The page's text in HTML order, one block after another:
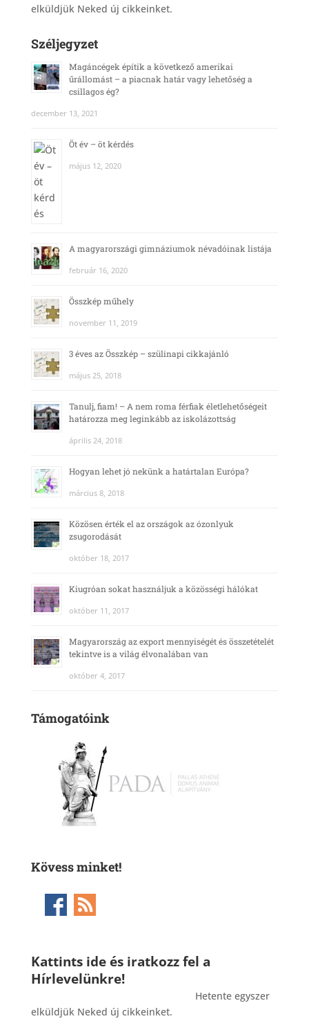
elküldjük Neked új cikkeinket.
Széljegyzet
Magáncégek építik a következő amerikai
űrállomást – a piacnak határ vagy lehetőség a
csillagos ég?
december 13, 2021
Öt év – öt kérdés
május 12, 2020
A magyarországi gimnáziumok névadóinak listája
február 16, 2020
Összkép műhely
november 11, 2019
3 éves az Összkép – szülinapi cikkajánló
május 25, 2018
Tanulj, fiam! – A nem roma férfiak életlehetőségeit
határozza meg leginkább az iskolázottság
április 24, 2018
Hogyan lehet jó nekünk a határtalan Európa?
március 8, 2018
Közösen érték el az országok az ózonlyuk
zsugorodását
október 18, 2017
Kiugróan sokat használjuk a közösségi hálókat
október 11, 2017
Magyarország az export mennyiségét és összetételét
tekintve is a világ élvonalában van
október 4, 2017
Támogatóink
Kövess minket!
Kattints ide és iratkozz fel a
Hírlevelünkre!
Hetente egyszer
elküldjük Neked új cikkeinket.